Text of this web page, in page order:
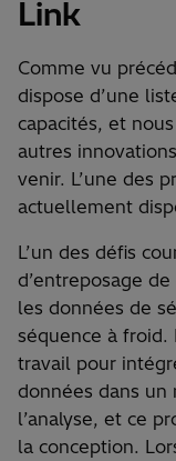
Link
Comme vu
dispose d’une
capacités, et
autres
venir. L’une des
actuellement
L’un des défis
d’entreposage
les données de
séquence à
travail pour
données dans un
l’analyse, et ce
la conception.